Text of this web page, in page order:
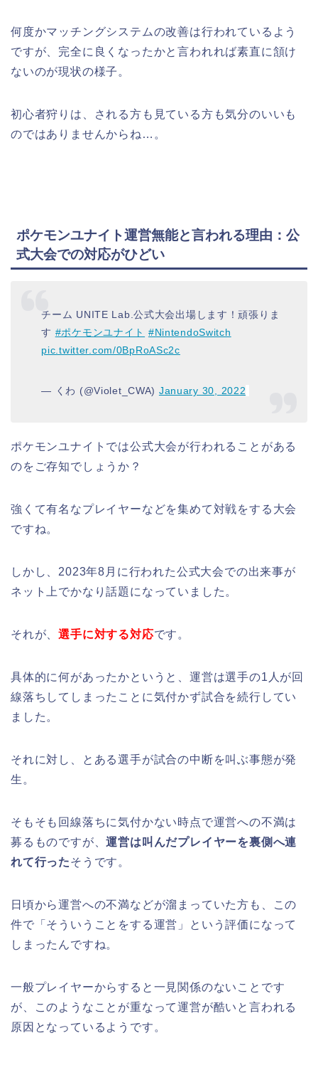
何度かマッチングシステムの改善は行われているよう
ですが、完全に良くなったかと言われれば素直に頷け
ないのが現状の様子。
初心者狩りは、される方も見ている方も気分のいいも
のではありませんからね…。
ポケモンユナイト運営無能と言われる理由：公
式大会での対応がひどい
チーム UNITE Lab.公式大会出場します！頑張りま
す #ポケモンユナイト #NintendoSwitch
pic.twitter.com/0BpRoASc2c
— くわ (@Violet_CWA) January 30, 2022
ポケモンユナイトでは公式大会が行われることがある
のをご存知でしょうか？
強くて有名なプレイヤーなどを集めて対戦をする大会
ですね。
しかし、2023年8月に行われた公式大会での出来事が
ネット上でかなり話題になっていました。
それが、選手に対する対応です。
具体的に何があったかというと、運営は選手の1人が回
線落ちしてしまったことに気付かず試合を続行してい
ました。
それに対し、とある選手が試合の中断を叫ぶ事態が発
生。
そもそも回線落ちに気付かない時点で運営への不満は
募るものですが、運営は叫んだプレイヤーを裏側へ連
れて行ったそうです。
日頃から運営への不満などが溜まっていた方も、この
件で「そういうことをする運営」という評価になって
しまったんですね。
一般プレイヤーからすると一見関係のないことです
が、このようなことが重なって運営が酷いと言われる
原因となっているようです。